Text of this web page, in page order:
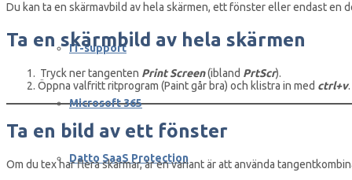
IT-support
Microsoft 365
Datto SaaS Protection
Du kan ta en skärmavbild av hela skärmen, ett fönster eller endast en
Ta en skärmbild av hela skärmen
Tryck ner tangenten Print Screen(ibland PrtScr).
Öppna valfritt ritprogram (Paint går bra) och klistra in med ctrl+v.
Ta en bild av ett fönster
Om du tex har flera skärmar, är en variant är att använda